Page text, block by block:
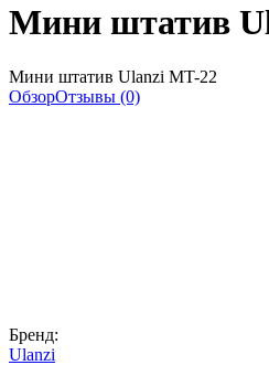
Мини штатив
Мини штатив Ulanzi MT-22
ОбзорОтзывы (0)
Бренд:
Ulanzi